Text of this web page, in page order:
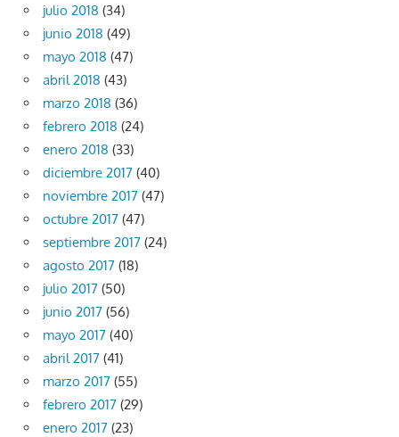
julio 2018 (34)
junio 2018 (49)
mayo 2018 (47)
abril 2018 (43)
marzo 2018 (36)
febrero 2018 (24)
enero 2018 (33)
diciembre 2017 (40)
noviembre 2017 (47)
octubre 2017 (47)
septiembre 2017 (24)
agosto 2017 (18)
julio 2017 (50)
junio 2017 (56)
mayo 2017 (40)
abril 2017 (41)
marzo 2017 (55)
febrero 2017 (29)
enero 2017 (23)